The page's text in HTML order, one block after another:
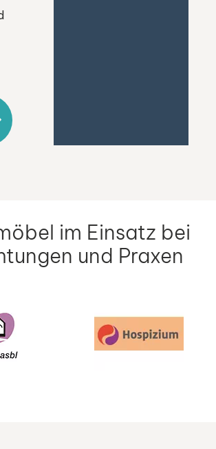
im Einsatz bei
und Praxen